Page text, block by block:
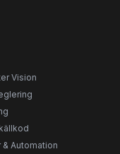
Vision
Automation